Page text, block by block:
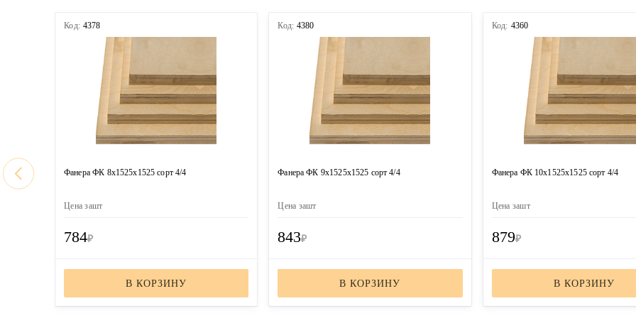
Код: 4378
Фанера ФК 8х1525х1525 сорт 4/4
Цена зашт
784₽
В КОРЗИНУ
Код: 4380
Фанера ФК 9х1525х1525 сорт 4/4
Цена зашт
843₽
В КОРЗИНУ
Код: 4360
Фанера ФК 10х1525х1525 сорт 4/4
Цена зашт
879₽
В КОРЗИНУ